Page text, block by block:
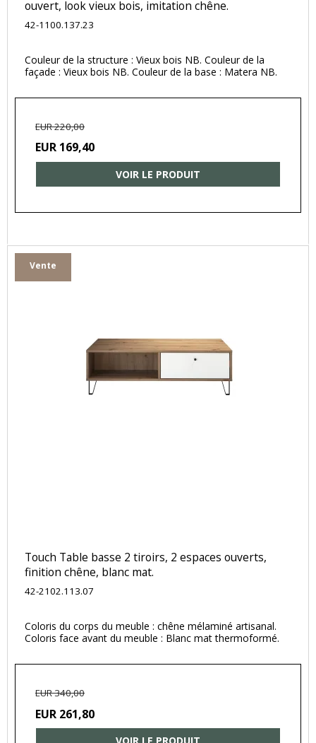
ouvert, look vieux bois, imitation chêne.
42-1100.137.23
Couleur de la structure : Vieux bois NB. Couleur de la
façade : Vieux bois NB. Couleur de la base : Matera NB.
EUR 220,00
EUR 169,40
VOIR LE PRODUIT
Vente
Touch Table basse 2 tiroirs, 2 espaces ouverts,
finition chêne, blanc mat.
42-2102.113.07
Coloris du corps du meuble : chêne mélaminé artisanal.
Coloris face avant du meuble : Blanc mat thermoformé.
EUR 340,00
EUR 261,80